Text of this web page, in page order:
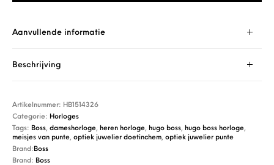
Aanvullende informatie
Beschrijving
Artikelnummer: HB1514326
Categorie: Horloges
Tags: Boss,dameshorloge, heren horloge, hugo boss, hugo boss horloge,
meisjes van punte,optiek juwelier doetinchem,optiek juwelier punte
Brand: Boss
Brand: Boss